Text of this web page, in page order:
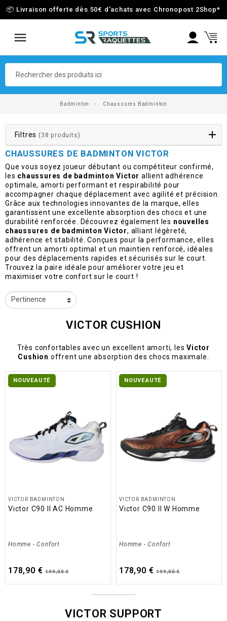
📦 Livraison offerte dès 50€ d'achats avec Chronopost 2Shop*
Badminton Chaussures Badminton
Filtres (38 produits)
CHAUSSURES DE BADMINTON VICTOR
Que vous soyez joueur débutant ou compétiteur confirmé,
les chaussures de badminton Victor allient adhérence
optimale, amorti performant et respirabilité pour
accompagner chaque déplacement avec agilité et précision.
Grâce aux technologies innovantes de la marque, elles
garantissent une excellente absorption des chocs et une
durabilité renforcée. Découvrez également les nouvelles
chaussures de badminton Victor, alliant légèreté,
adhérence et stabilité. Conçues pour la performance, elles
offrent un amorti optimal et un maintien renforcé, idéales
pour des déplacements rapides et sécurisés sur le court.
Trouvez la paire idéale pour améliorer votre jeu et
maximiser votre confort sur le court !
VICTOR CUSHION
Très confortables avec un excellent amorti, lesVictor
Cushion offrent une absorption des chocs maximale.
NOUVEAUTÉ
VICTOR BADMINTON
Victor C90 II AC Homme
Homme -Confort
178,90 € 199,00 €
NOUVEAUTÉ
VICTOR BADMINTON
Victor C90 II W Homme
Homme -Confort
178,90 € 199,00 €
VICTOR SUPPORT